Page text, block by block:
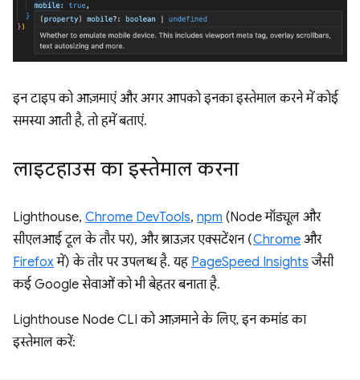
इन टाइप को आज़माएं और अगर आपको इनका इस्तेमाल करने में कोई
समस्या आती है, तो हमें बताएं.
लाइटहाउस का इस्तेमाल करना
Lighthouse, Chrome DevTools, npm (Node मॉड्यूल और
सीएलआई टूल के तौर पर), और ब्राउज़र एक्सटेंशन (Chrome और
Firefoxमें) के तौर पर उपलब्ध है. यह PageSpeed Insights जैसी
कई Google सेवाओं को भी बेहतर बनाता है.
Lighthouse Node CLI को आज़माने के लिए, इन कमांड का
इस्तेमाल करें: